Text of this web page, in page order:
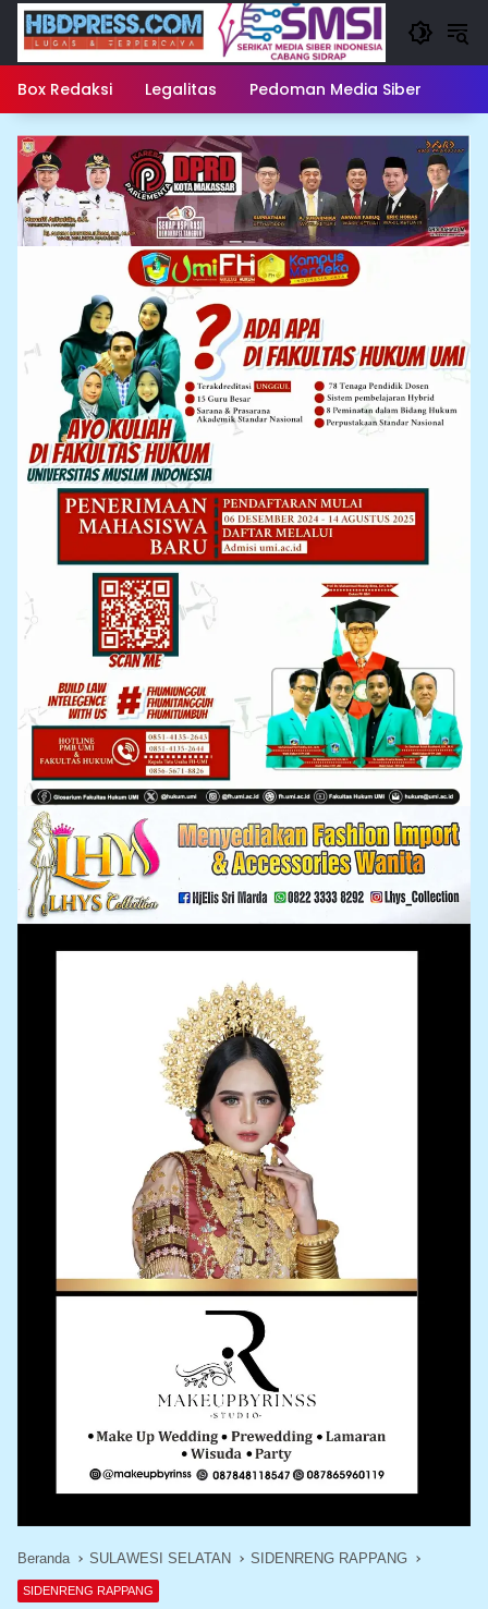
Langsung
konten
Box Redaksi Legalitas Pedoman Media Siber
Beranda SULAWESI SELATAN SIDENRENG RAPPANG
SIDENRENG RAPPANG